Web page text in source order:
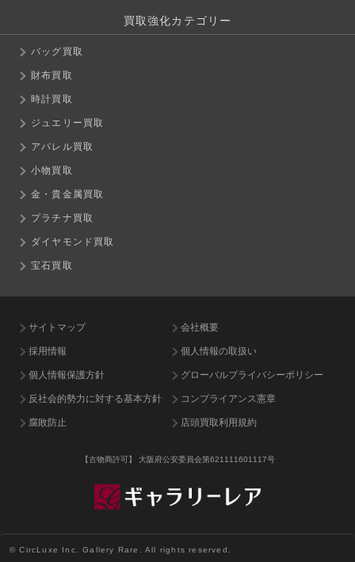
買取強化カテゴリー
バッグ買取
財布買取
時計買取
ジュエリー買取
アパレル買取
小物買取
金・貴金属買取
プラチナ買取
ダイヤモンド買取
宝石買取
サイトマップ 会社概要
採用情報 個人情報の取扱い
個人情報保護方針 グローバルプライバシーポリシー
反社会的勢力に対する基本方針 コンプライアンス憲章
腐敗防止 店頭買取利用規約
【古物商許可】 大阪府公安委員会第621111601117号
© CircLuxe Inc. Gallery Rare. All rights reserved.